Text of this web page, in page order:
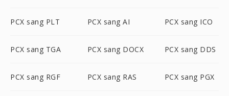
PCX sang PLT PCX sang AI PCX sang ICO
PCX sang TGA PCX sang DOCX PCX sang DDS
PCX sang RGF PCX sang RAS PCX sang PGX